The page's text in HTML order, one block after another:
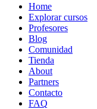
Home
Explorar cursos
Profesores
Blog
Comunidad
Tienda
About
Partners
Contacto
FAQ